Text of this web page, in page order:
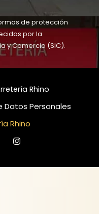
de protección
por la
y Comercio (SIC).
Rhino
Personales
Rhino